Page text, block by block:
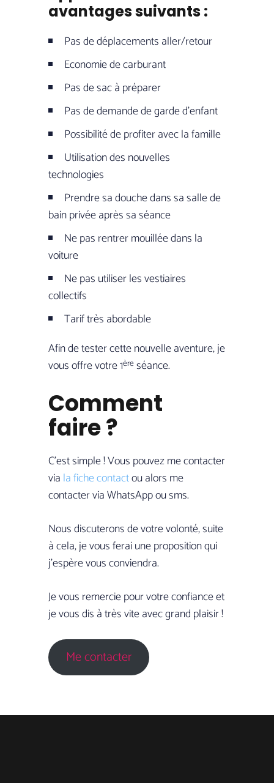
avantages suivants :
Pas de déplacements aller/retour
Economie de carburant
Pas de sac à préparer
Pas de demande de garde d’enfant
Possibilité de profiter avec la famille
Utilisation des nouvelles
technologies
Prendre sa douche dans sa salle de
bain privée après sa séance
Ne pas rentrer mouillée dans la
voiture
Ne pas utiliser les vestiaires
collectifs
Tarif très abordable
Afin de tester cette nouvelle aventure, je
vous offre votre 1èreséance.
Comment
faire ?
C’est simple ! Vous pouvez me contacter
via la fiche contactou alors me
contacter via WhatsApp ou sms.
Nous discuterons de votre volonté, suite
à cela, je vous ferai une proposition qui
j’espère vous conviendra.
Je vous remercie pour votre confiance et
je vous dis à très vite avec grand plaisir !
Me contacter